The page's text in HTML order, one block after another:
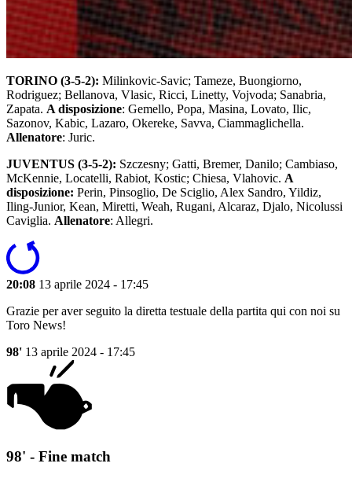
TORINO (3-5-2): Milinkovic-Savic; Tameze, Buongiorno,
Rodriguez; Bellanova, Vlasic, Ricci, Linetty, Vojvoda; Sanabria,
Zapata. A disposizione: Gemello, Popa, Masina, Lovato, Ilic,
Sazonov, Kabic, Lazaro, Okereke, Savva, Ciammaglichella.
Allenatore: Juric.
JUVENTUS (3-5-2): Szczesny; Gatti, Bremer, Danilo; Cambiaso,
McKennie, Locatelli, Rabiot, Kostic; Chiesa, Vlahovic. A
disposizione: Perin, Pinsoglio, De Sciglio, Alex Sandro, Yildiz,
Iling-Junior, Kean, Miretti, Weah, Rugani, Alcaraz, Djalo, Nicolussi
Caviglia. Allenatore: Allegri.
20:08 13 aprile 2024 - 17:45
Grazie per aver seguito la diretta testuale della partita qui con noi su
Toro News!
98' 13 aprile 2024 - 17:45
98' - Fine match